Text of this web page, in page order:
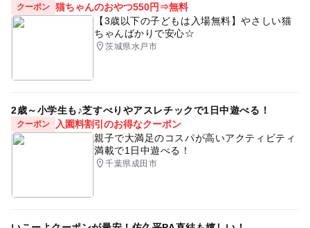
クーポン 猫ちゃんのおやつ550円⇒無料
【3歳以下の子どもは入場無料】やさしい猫
ちゃんばかりで安心☆
茨城県水戸市
2歳～小学生も♪芝すべりやアスレチックで1日中遊べる！
クーポン
入園料割引のお得なクーポン
親子で大満足のコスパが高いアクティビティ
満載で1日中遊べる！
千葉県成田市